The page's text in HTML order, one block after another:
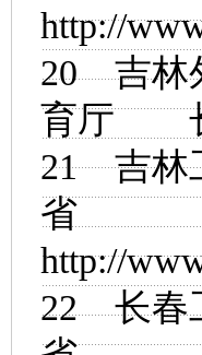
http://
20吉林
育
21吉林
省
http://
22长春